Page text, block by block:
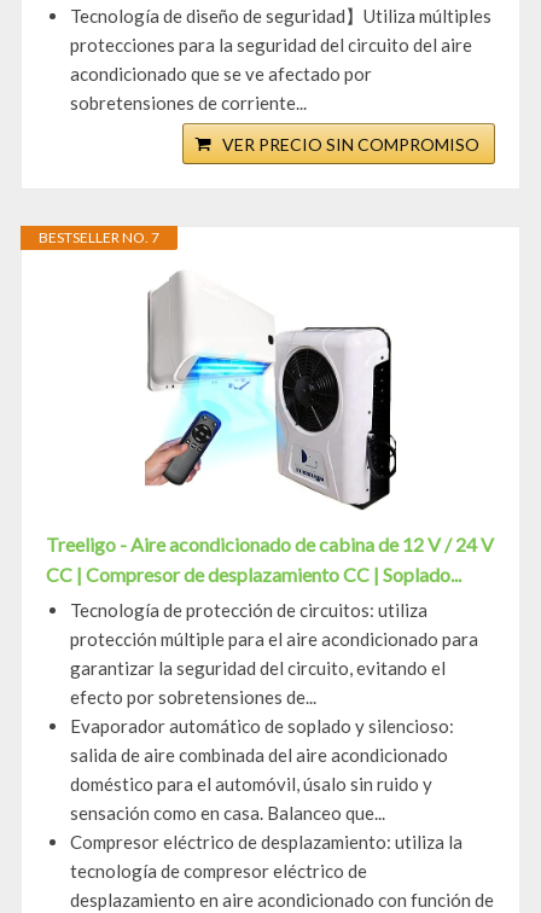
Tecnología de diseño de seguridad】Utiliza múltiples
protecciones para la seguridad del circuito del aire
acondicionado que se ve afectado por
sobretensiones de corriente...
VER PRECIO SIN COMPROMISO
BESTSELLER NO. 7
Treeligo - Aire acondicionado de cabina de 12 V / 24 V
CC | Compresor de desplazamiento CC | Soplado...
Tecnología de protección de circuitos: utiliza
protección múltiple para el aire acondicionado para
garantizar la seguridad del circuito, evitando el
efecto por sobretensiones de...
Evaporador automático de soplado y silencioso:
salida de aire combinada del aire acondicionado
doméstico para el automóvil, úsalo sin ruido y
sensación como en casa. Balanceo que...
Compresor eléctrico de desplazamiento: utiliza la
tecnología de compresor eléctrico de
desplazamiento en aire acondicionado con función de